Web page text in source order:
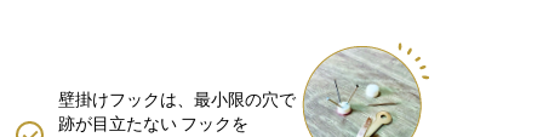
壁掛けフックは、最小限の穴で
跡が目立たない フックを